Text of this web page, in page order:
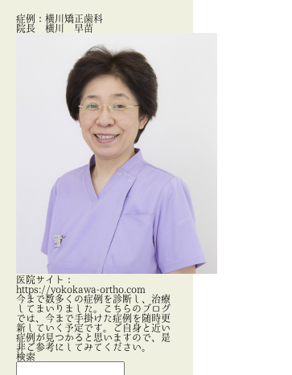
症例：横川矯正歯科
院長 横川 早苗
医院サイト：
https://yokokawa-ortho.com
今まで数多くの症例を診断し、治療
してまいりました。こちらのブログ
では、今まで手掛けた症例を随時更
新していく予定です。ご自身と近い
症例が見つかると思いますので、是
非ご参考にしてみてください。
検索